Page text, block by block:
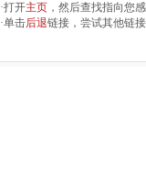
·打开主页 ，然后查找指向您
·单击后退链接，尝试其他链